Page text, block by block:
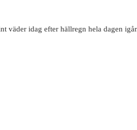
väder idag efter hällregn hela dagen